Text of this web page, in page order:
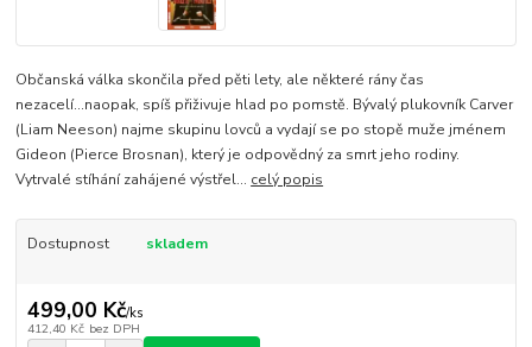
Občanská válka skončila před pěti lety, ale některé rány čas
nezacelí...naopak, spíš přiživuje hlad po pomstě. Bývalý plukovník Carver
(Liam Neeson) najme skupinu lovců a vydají se po stopě muže jménem
Gideon (Pierce Brosnan), který je odpovědný za smrt jeho rodiny.
Vytrvalé stíhání zahájené výstřel... celý popis
Dostupnost skladem
499,00 Kč/ks
412,40 Kč bez DPH